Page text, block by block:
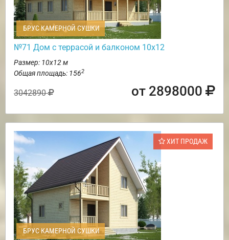
БРУС КАМЕРНОЙ СУШКИ
№71 Дом с террасой и балконом 10х12
Размер: 10х12 м
Общая площадь: 1562
3042890 от 2898000
ХИТ ПРОДАЖ
БРУС КАМЕРНОЙ СУШКИ